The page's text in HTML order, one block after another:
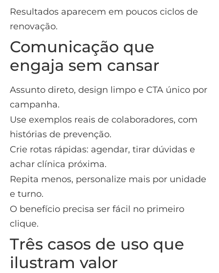
Resultados aparecem em poucos ciclos de
renovação.
Comunicação que
engaja sem cansar
Assunto direto, design limpo e CTA único por
campanha.
Use exemplos reais de colaboradores, com
histórias de prevenção.
Crie rotas rápidas: agendar, tirar dúvidas e
achar clínica próxima.
Repita menos, personalize mais por unidade
e turno.
O benefício precisa ser fácil no primeiro
clique.
Três casos de uso que
ilustram valor